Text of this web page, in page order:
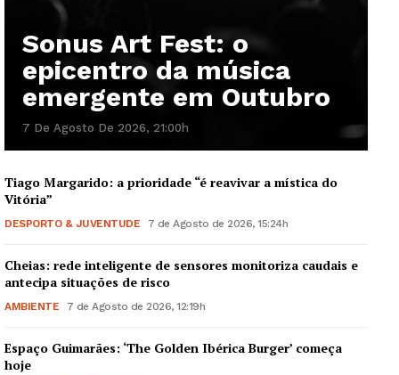
Sonus Art Fest: o
epicentro da música
emergente em Outubro
7 De Agosto De 2026, 21:00h
Tiago Margarido: a prioridade “é reavivar a mística do
Vitória”
DESPORTO & JUVENTUDE 7 de Agosto de 2026, 15:24h
Cheias: rede inteligente de sensores monitoriza caudais e
antecipa situações de risco
AMBIENTE 7 de Agosto de 2026, 12:19h
Espaço Guimarães: ‘The Golden Ibérica Burger’ começa
hoje